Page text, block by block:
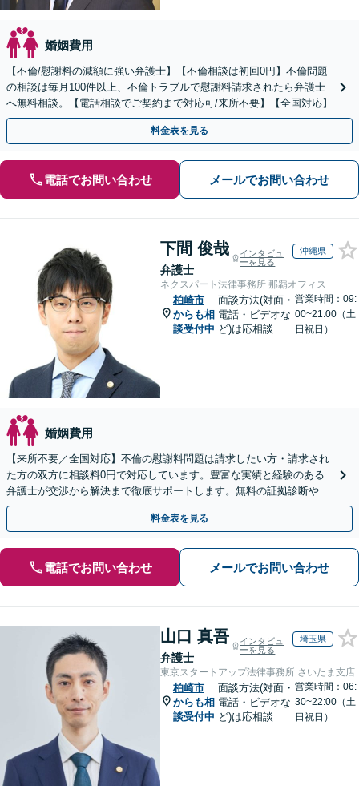
婚姻費用
【不倫/慰謝料の減額に強い弁護士】【不倫相談は初回0円】不倫問題
の相談は毎月100件以上、不倫トラブルで慰謝料請求されたら弁護士
へ無料相談。【電話相談でご契約まで対応可/来所不要】【全国対応】
料金表を見る
電話でお問い合わせ メールでお問い合わせ
下間 俊哉
弁護士
インタビュ
ーを見る
沖縄県
ネクスパート法律事務所 那覇オフィス
柏崎市
からも相
談受付中
面談方法(対面・
電話・ビデオな
ど)は応相談
営業時間：09:
00~21:00（土
日祝日）
婚姻費用
【来所不要／全国対応】不倫の慰謝料問題は請求したい方・請求され
た方の双方に相談料0円で対応しています。豊富な実績と経験のある
弁護士が交渉から解決まで徹底サポートします。無料の証拠診断や着
手金の返還保証もありますので安心してご相談ください。
料金表を見る
電話でお問い合わせ メールでお問い合わせ
山口 真吾
弁護士
インタビュ
ーを見る
埼玉県
東京スタートアップ法律事務所 さいたま支店
柏崎市
からも相
談受付中
面談方法(対面・
電話・ビデオな
ど)は応相談
営業時間：06:
30~22:00（土
日祝日）